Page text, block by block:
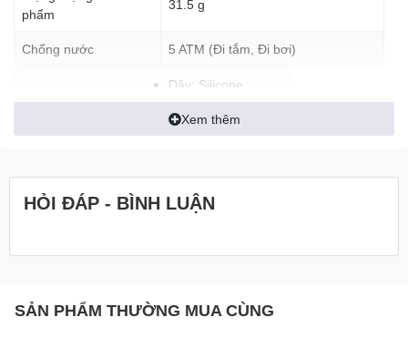
phẩm
31.5 g
Chống nước 5 ATM (Đi tắm, Đi bơi)
Chất liệu
Dây: Silicone
Vỏ thân máy: Nhôm
Độ phân giải 390 x 450 Pixels
Xem thêm
HỎI ĐÁP - BÌNH LUẬN
SẢN PHẨM THƯỜNG MUA CÙNG